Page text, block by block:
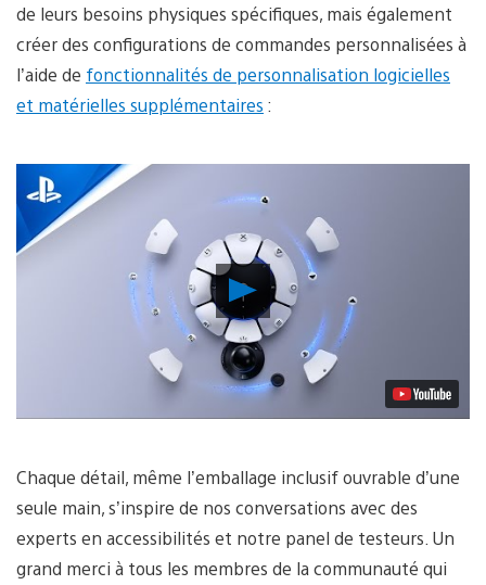
de leurs besoins physiques spécifiques, mais également
créer des configurations de commandes personnalisées à
l’aide de fonctionnalités de personnalisation logicielles
et matérielles supplémentaires :
Lancer
la
vidéo
Chaque détail, même l’emballage inclusif ouvrable d’une
seule main, s’inspire de nos conversations avec des
experts en accessibilités et notre panel de testeurs. Un
grand merci à tous les membres de la communauté qui